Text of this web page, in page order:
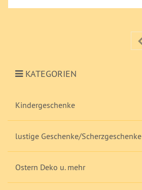
KATEGORIEN
Kindergeschenke
lustige Geschenke/Scherzgeschenke
Ostern Deko u. mehr